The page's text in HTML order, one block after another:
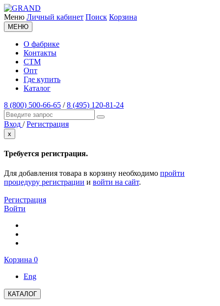
Меню Личный кабинет Поиск Корзина
МЕНЮ
О фабрике
Контакты
СТМ
Опт
Где купить
Каталог
8 (800) 500-66-65 /8 (495) 120-81-24
Вход / Регистрация
x
Требуется регистрация.
Для добавления товара в корзину необходимо пройти
процедуру регистрации и войти на сайт.
Регистрация
Войти
Корзина 0
Eng
КАТАЛОГ